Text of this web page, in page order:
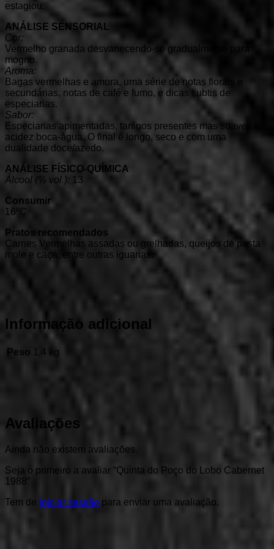
estagiou.
ANÁLISE SENSORIAL
Cor:
Vermelho granada desvanecendo-se gradualmente para
mogno.
Aroma:
Bagas vermelhas e amora, uma série de notas florais e
secundárias, notas de café e fumo, e dicas subtis de
especiarias.
Sabor:
Especiarias apimentadas, taninos presentes mas suaves e
acidez boca-água. O final é longo, seco e com uma
dualidade doce/azedo.
ANÁLISE FÍSICO-QUÍMICA
Álcool (% vol.): 13
Consumir
16ºC
Pratos recomendados
Carnes Vermelhas assadas ou grelhadas, queijos de pasta
mole e caça, entre outras iguarias.
Informação adicional
Peso 1,4 kg
Avaliações
Ainda não existem avaliações.
Seja o primeiro a avaliar “Quinta do Poço do Lobo Cabernet
1988”
Tem de iniciar sessão para enviar uma avaliação.